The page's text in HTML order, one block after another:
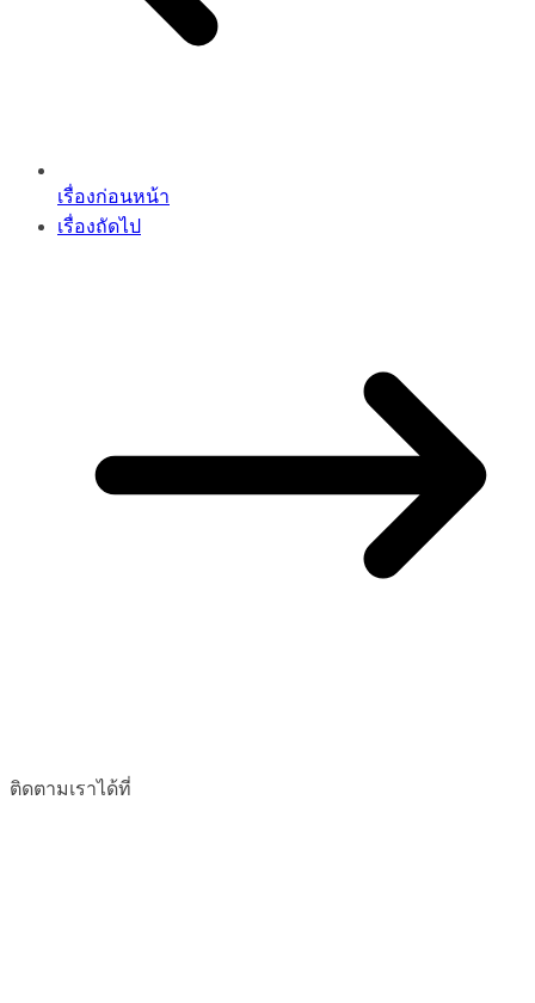
เรื่องก่อนหน้า
เรื่องถัดไป
ติดตามเราได้ที่